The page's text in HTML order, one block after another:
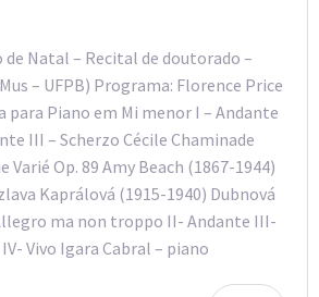
de Natal – Recital de doutorado –
– UFPB) Programa: Florence Price
para Piano em Mi menor I – Andante
III – Scherzo Cécile Chaminade
Varié Op. 89 Amy Beach (1867-1944)
Kaprálová (1915-1940) Dubnová
ma non troppo II- Andante III-
Vivo Igara Cabral – piano